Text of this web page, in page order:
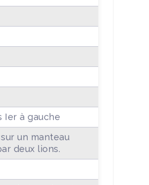
Ier à gauche
un manteau
deux lions.